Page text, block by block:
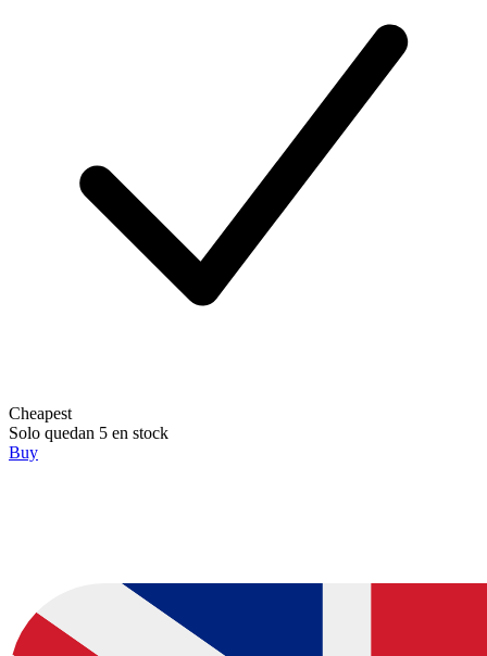
Cheapest
Solo quedan 5 en stock
Buy